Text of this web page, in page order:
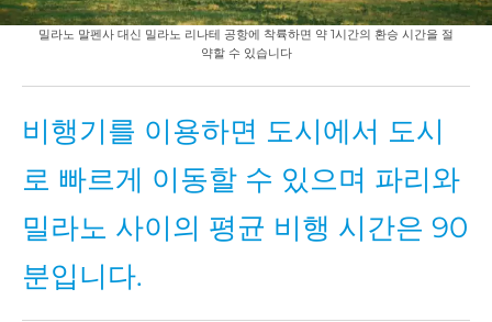
밀라노 말펜사 대신 밀라노 리나테 공항에 착륙하면 약 1시간의 환승 시간을 절
약할 수 있습니다
비행기를 이용하면 도시에서 도시
로 빠르게 이동할 수 있으며 파리와
밀라노 사이의 평균 비행 시간은 90
분입니다.